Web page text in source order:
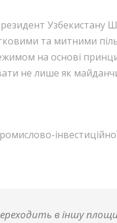
Узбекистану
та митними
на основі
не лише як
в іншу